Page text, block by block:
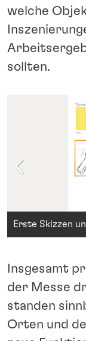
welche
sollten.
Erste Skizzen
Insgesamt
der Messe
standen
Orten und